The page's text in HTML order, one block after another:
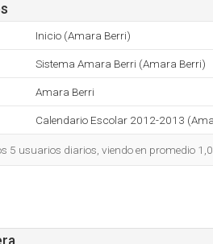
Inicio (Amara Berri)
Sistema Amara Berri (Amara Berri)
Amara Berri
Calendario Escolar 2012-2013
5 usuarios diarios, viendo en promedio